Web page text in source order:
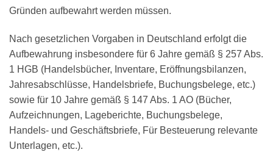
Gründen aufbewahrt werden müssen.
Nach gesetzlichen Vorgaben in Deutschland erfolgt die
Aufbewahrung insbesondere für 6 Jahre gemäß § 257 Abs.
1 HGB (Handelsbücher, Inventare, Eröffnungsbilanzen,
Jahresabschlüsse, Handelsbriefe, Buchungsbelege, etc.)
sowie für 10 Jahre gemäß § 147 Abs. 1 AO (Bücher,
Aufzeichnungen, Lageberichte, Buchungsbelege,
Handels- und Geschäftsbriefe, Für Besteuerung relevante
Unterlagen, etc.).